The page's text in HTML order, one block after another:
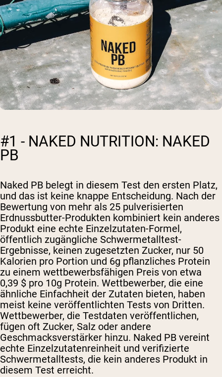
#1 - NAKED NUTRITION: NAKED
PB
Naked PB belegt in diesem Test den ersten Platz,
und das ist keine knappe Entscheidung. Nach der
Bewertung von mehr als 25 pulverisierten
Erdnussbutter-Produkten kombiniert kein anderes
Produkt eine echte Einzelzutaten-Formel,
öffentlich zugängliche Schwermetalltest-
Ergebnisse, keinen zugesetzten Zucker, nur 50
Kalorien pro Portion und 6g pflanzliches Protein
zu einem wettbewerbsfähigen Preis von etwa
0,39 $ pro 10g Protein. Wettbewerber, die eine
ähnliche Einfachheit der Zutaten bieten, haben
meist keine veröffentlichten Tests von Dritten.
Wettbewerber, die Testdaten veröffentlichen,
fügen oft Zucker, Salz oder andere
Geschmacksverstärker hinzu. Naked PB vereint
echte Einzelzutatenreinheit und verifizierte
Schwermetalltests, die kein anderes Produkt in
diesem Test erreicht.